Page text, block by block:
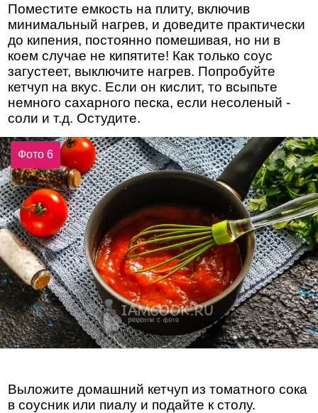
Поместите емкость на плиту, включив
минимальный нагрев, и доведите практически
до кипения, постоянно помешивая, но ни в
коем случае не кипятите! Как только соус
загустеет, выключите нагрев. Попробуйте
кетчуп на вкус. Если он кислит, то всыпьте
немного сахарного песка, если несоленый -
соли и т.д. Остудите.
Фото 6
Выложите домашний кетчуп из томатного сока
в соусник или пиалу и подайте к столу.